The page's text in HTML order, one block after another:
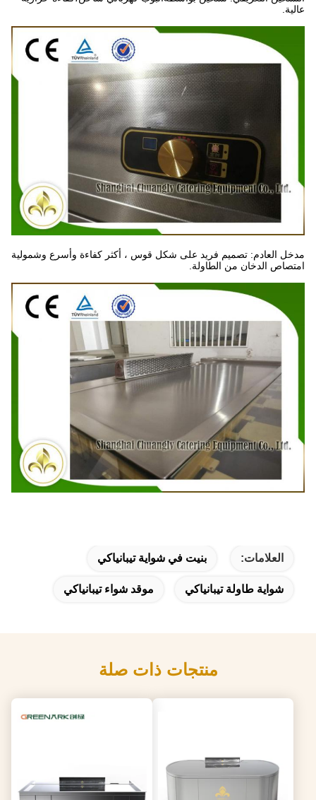
عالية.
مدخل العادم: تصميم فريد على شكل قوس ، أكثر كفاءة وأسرع وشمولية
امتصاص الدخان من الطاولة.
العلامات: بنيت في شواية تيبانياكي
شواية طاولة تيبانياكي موقد شواء تيبانياكي
منتجات ذات صلة